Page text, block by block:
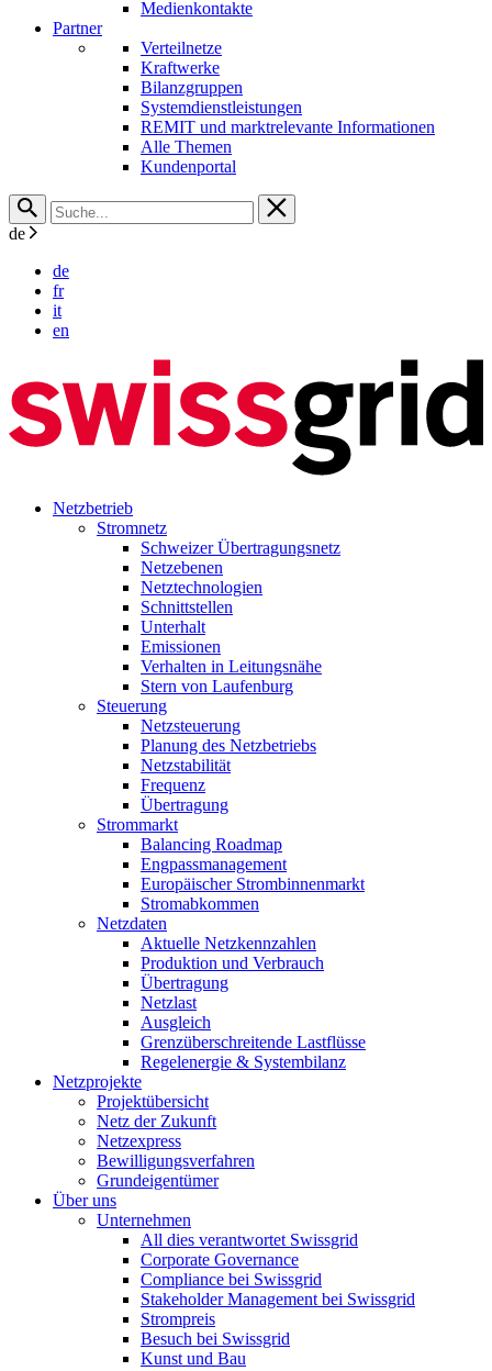
Medienkontakte
Partner
Verteilnetze
Kraftwerke
Bilanzgruppen
Systemdienstleistungen
REMIT und marktrelevante Informationen
Alle Themen
Kundenportal
de
de
fr
it
en
Netzbetrieb
Stromnetz
Schweizer Übertragungsnetz
Netzebenen
Netztechnologien
Schnittstellen
Unterhalt
Emissionen
Verhalten in Leitungsnähe
Stern von Laufenburg
Steuerung
Netzsteuerung
Planung des Netzbetriebs
Netzstabilität
Frequenz
Übertragung
Strommarkt
Balancing Roadmap
Engpassmanagement
Europäischer Strombinnenmarkt
Stromabkommen
Netzdaten
Aktuelle Netzkennzahlen
Produktion und Verbrauch
Übertragung
Netzlast
Ausgleich
Grenzüberschreitende Lastflüsse
Regelenergie & Systembilanz
Netzprojekte
Projektübersicht
Netz der Zukunft
Netzexpress
Bewilligungsverfahren
Grundeigentümer
Über uns
Unternehmen
All dies verantwortet Swissgrid
Corporate Governance
Compliance bei Swissgrid
Stakeholder Management bei Swissgrid
Strompreis
Besuch bei Swissgrid
Kunst und Bau